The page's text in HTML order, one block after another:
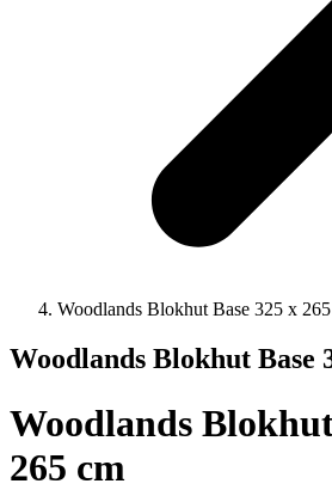
Woodlands Blokhut Base 325 x
Woodlands Blokhut Base
Woodlands
265 cm